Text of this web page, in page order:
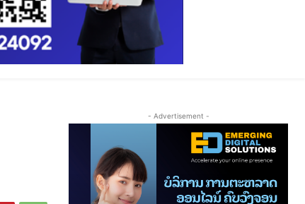
- Advertisement -